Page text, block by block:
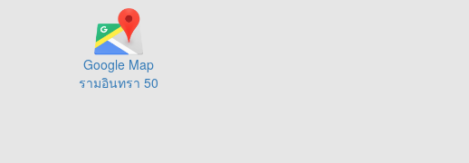
Google Map
รามอินทรา 50